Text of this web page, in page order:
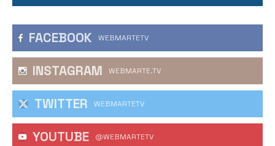
FACEBOOK WEBMARTETV
INSTAGRAM WEBMARTE.TV
TWITTER WEBMARTETV
YOUTUBE @WEBMARTETV